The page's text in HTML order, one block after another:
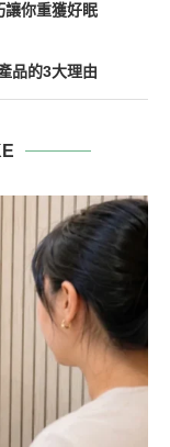
讓你重獲好眠
品的3大理由